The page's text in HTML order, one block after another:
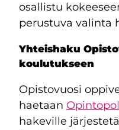
osallistu
perustuva valinta
Yhteishaku
koulutukseen
Opistovuosi
haetaan
hakeville